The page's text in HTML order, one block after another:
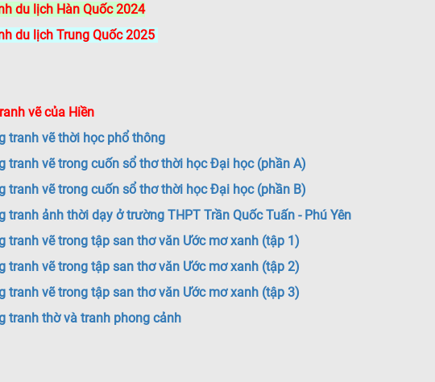
du lịch Hàn Quốc 2024
du lịch Trung Quốc 2025
vẽ của Hiền
tranh vẽ thời học phổ thông
tranh vẽ trong cuốn sổ thơ thời học Đại học (phần A)
tranh vẽ trongcuốn sổ thơ thời học Đại học (phần B)
tranh ảnh thời dạy ở trường THPT Trần Quốc Tuấn - Phú Yên
tranh vẽ trong tập san thơ văn Ước mơ xanh (tập 1)
tranh vẽ trong tập san thơ văn Ước mơ xanh (tập 2)
tranh vẽ trong tập san thơ văn Ước mơ xanh (tập 3)
tranh thờ và tranh phong cảnh